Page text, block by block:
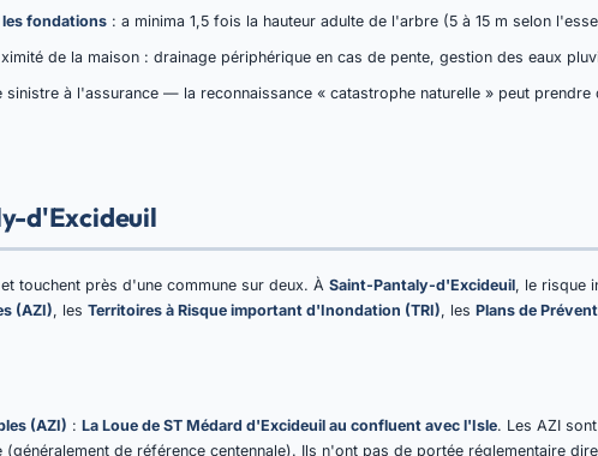
fondations : a minima 1,5 fois la hauteur adulte de l'arbre (5 à 15 m selon
de la maison : drainage périphérique en cas de pente, gestion des eaux
à l'assurance — la reconnaissance « catastrophe naturelle » peut prendre
d'Excideuil
touchent près d'une commune sur deux. À Saint-Pantaly-d'Excideuil, le risque
(AZI), les Territoires à Risque important d'Inondation (TRI), les Plans de
(AZI) : La Loue de ST Médard d'Excideuil au confluent avec l'Isle. Les AZI
de référence centennale). Ils n'ont pas de portée réglementaire